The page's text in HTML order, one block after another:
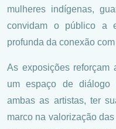
mulheres indígenas,
convidam o público a
profunda da conexão
As exposições reforçam
um espaço de diálogo
ambas as artistas, ter
marco na valorização